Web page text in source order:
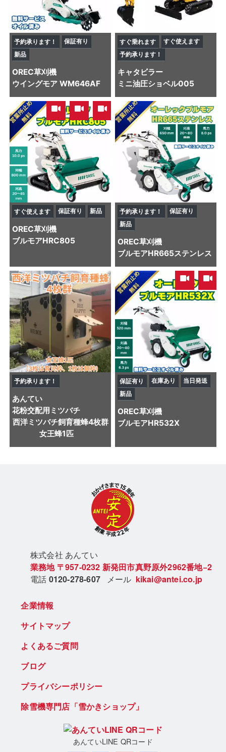
予約承ります！
保証有り
新品
OREC草刈機
ウイングモア WM646AF
すぐ乗れます
すぐ使えます
予約承ります！
キャタビラー
ミニ油圧ショベル005
, ,
すぐ使えます 保証有り 新品
OREC草刈機
ブルモアHRC805
予約承ります！
保証有り
新品
OREC草刈機
ブルモアHR665ステンレス
予約承ります！
あんてい
花粉交配用ミツバチ
西洋ミツバチ飼育種蜂4枚群
女王蜂1匹
,
保証有り 在庫あり
当日発送
新品
OREC草刈機
ブルモアHR532X
株式会社 あんてい
業務地 〒957-0232 新発田市真野原外2962番地−2
電話 0120-278-607 メール kikai@antei.co.jp
企業情報
サイトマップ
よくあるご質問
ブログ
プライバシーポリシー
除雪機専門店「雪かきショップ」
あんていLINE QRコード